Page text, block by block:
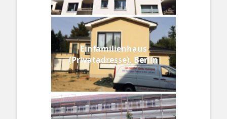
Einfamilienhaus
(Privatadresse), Berlin